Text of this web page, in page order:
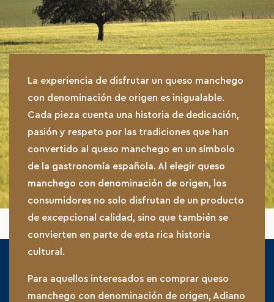
La experiencia de disfrutar un queso manchego
con denominación de origen es inigualable.
Cada pieza cuenta una historia de dedicación,
pasión y respeto por las tradiciones que han
convertido al queso manchego en un símbolo
de la gastronomía española. Al elegir queso
manchego con denominación de origen, los
consumidores no solo disfrutan de un producto
de excepcional calidad, sino que también se
convierten en parte de esta rica historia
cultural.
Para aquellos interesados en comprar queso
manchego con denominación de origen, Adiano